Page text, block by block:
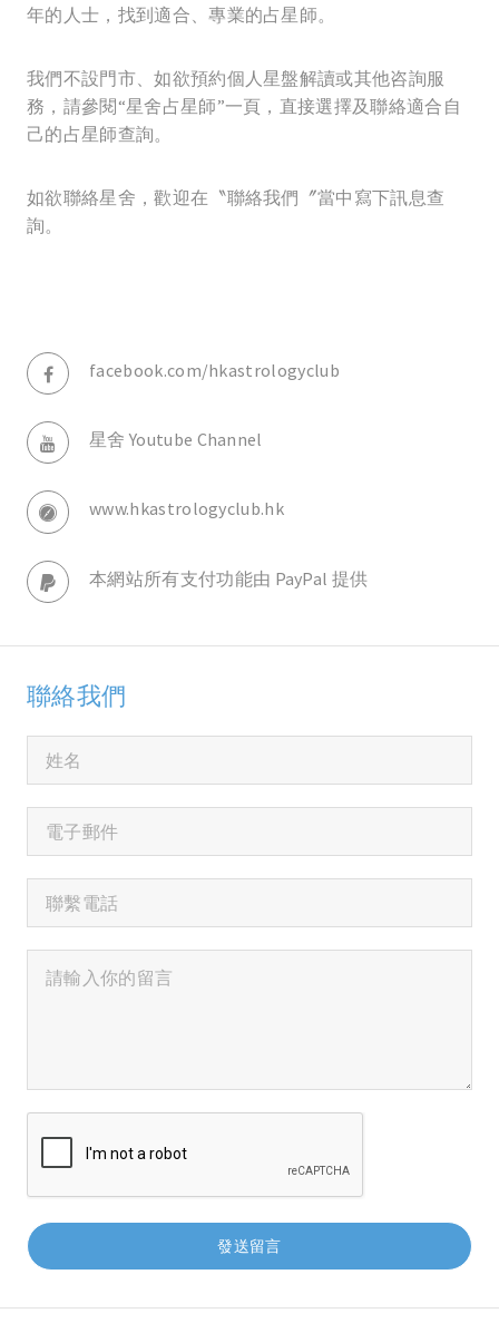
年的人士，找到適合、專業的占星師。
我們不設門市、如欲預約個人星盤解讀或其他咨詢服
務，請參閱“星舍占星師”一頁，直接選擇及聯絡適合自
己的占星師查詢。
如欲聯絡星舍，歡迎在〝聯絡我們〞當中寫下訊息查
詢。
facebook.com/hkastrologyclub
星舍 Youtube Channel
www.hkastrologyclub.hk
本網站所有支付功能由 PayPal 提供
聯絡我們